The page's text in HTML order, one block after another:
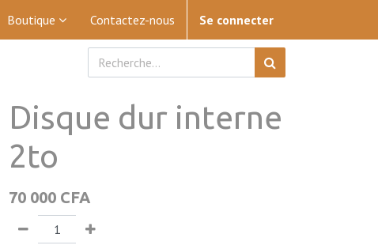
Boutique Contactez-nous Se connecter
Disque dur interne
2to
70 000 CFA